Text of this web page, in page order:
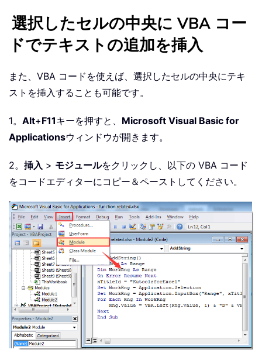
選択したセルの中央に VBA コー
ドでテキストの追加を挿入
また、VBA コードを使えば、選択したセルの中央にテキ
ストを挿入することも可能です。
1。 Alt+F11キーを押すと、 Microsoft Visual Basic for
Applicationsウィンドウが開きます。
2。 挿入 > モジュールをクリックし、以下の VBA コード
をコードエディターにコピー＆ペーストしてください。